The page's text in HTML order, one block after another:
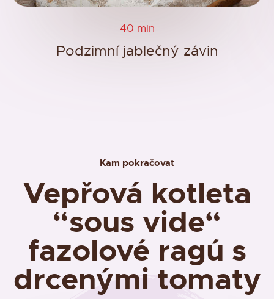
40 min
Podzimní jablečný závin
Kam pokračovat
Vepřová kotleta
“sous vide“
fazolové ragú s
drcenými tomaty